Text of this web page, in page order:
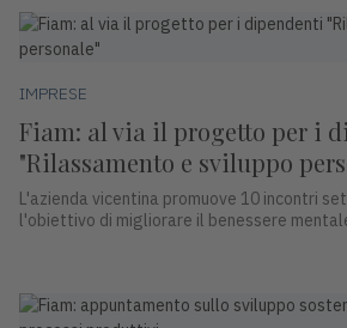
IMPRESE
Fiam: al via il progetto per i
"Rilassamento e sviluppo
L'azienda vicentina promuove 10 incontri
l'obiettivo di migliorare il benessere